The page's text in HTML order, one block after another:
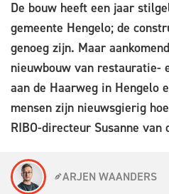
De bouw heeft een jaar
gemeente Hengelo; de
genoeg zijn. Maar
nieuwbouw van restauratie-
aan de Haarweg in Hengelo
mensen zijn nieuwsgierig
RIBO-directeur Susanne van
ARJEN WAANDERS